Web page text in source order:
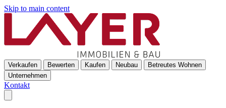
Skip to main content
Verkaufen Bewerten Kaufen Neubau
Betreutes Wohnen
Unternehmen
Kontakt